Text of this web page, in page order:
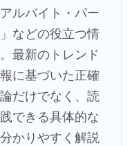
ルバイト・パー
などの役立つ情
最新のトレンド
に基づいた正確
だけでなく、読
できる具体的な
かりやすく解説